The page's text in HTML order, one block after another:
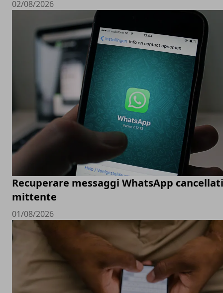
02/08/2026
Recuperare messaggi WhatsApp
mittente
01/08/2026